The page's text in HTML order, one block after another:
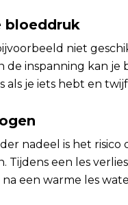
bloeddruk
niet
de inspanning kan
als je iets hebt en
nadeel is het
Tijdens een les
een warme les